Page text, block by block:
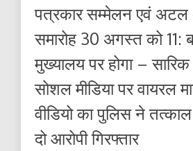
पत्रकार सम्मेलन एवं अटल
समारोह 30 अगस्त को 11:
मुख्यालय पर होगा – सारिक
सोशल मीडिया पर वायरल
वीडियो का पुलिस ने तत्काल
दो आरोपी गिरफ्तार